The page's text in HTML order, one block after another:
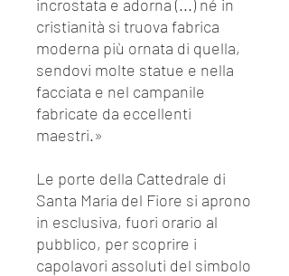
incrostata e adorna (...) né in
cristianità si truova fabrica
moderna più ornata di quella,
sendovi molte statue e nella
facciata e nel campanile
fabricate da eccellenti
maestri.»
Le porte della Cattedrale di
Santa Maria del Fiore si aprono
in esclusiva, fuori orario al
pubblico, per scoprire i
capolavori assoluti del simbolo